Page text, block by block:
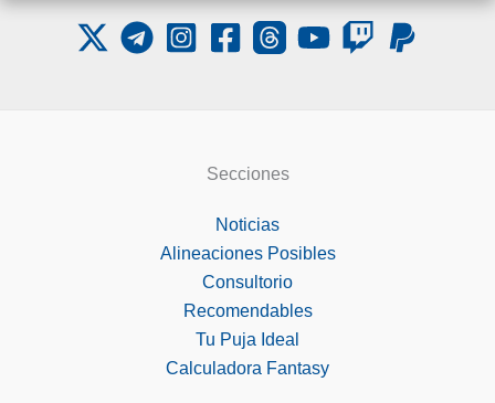
Secciones
Noticias
Alineaciones Posibles
Consultorio
Recomendables
Tu Puja Ideal
Calculadora Fantasy